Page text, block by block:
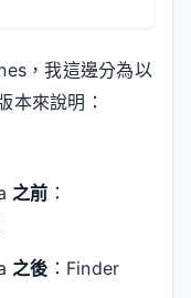
，我這邊分為以
來說明：
之前 ：
之後 ：Finder